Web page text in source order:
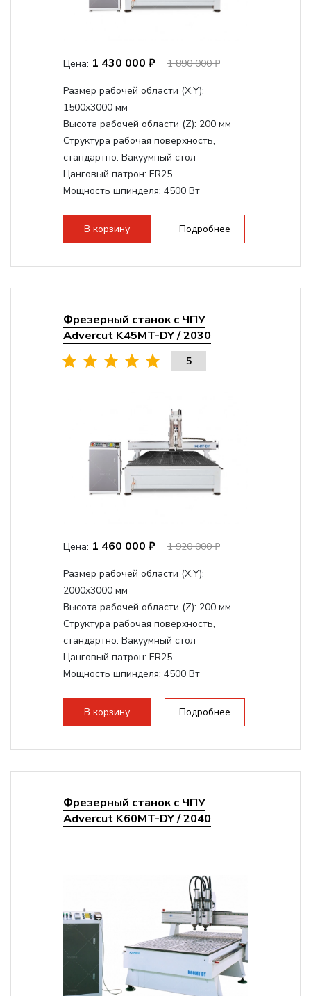
Цена: 1 430 000 ₽ 1 890 000 ₽
Размер рабочей области (Х,Y):
1500x3000 мм
Высота рабочей области (Z): 200 мм
Структура рабочая поверхность,
стандартно: Вакуумный стол
Цанговый патрон: ER25
Мощность шпинделя: 4500 Вт
Мощность инвертора:
10500 Вт
В корзину Подробнее
Фрезерный станок с ЧПУ
Advercut K45MT-DY / 2030
5
Цена: 1 460 000 ₽ 1 920 000 ₽
Размер рабочей области (Х,Y):
2000x3000 мм
Высота рабочей области (Z): 200 мм
Структура рабочая поверхность,
стандартно: Вакуумный стол
Цанговый патрон: ER25
Мощность шпинделя: 4500 Вт
Мощность инвертора:
10500 Вт
В корзину Подробнее
Фрезерный станок с ЧПУ
Advercut K60MT-DY / 2040